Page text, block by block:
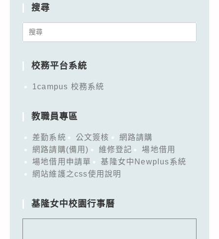
搜尋
Search
校務平台系統
1campus 校務系統
教職員專區
差勤系統 公文簽核
網路請購
網路請購(備用)
維修登記
場地借用
場地借用申請單
基隆女中Newplus系統
網站維護之css使用說明
基隆女中校園行事曆